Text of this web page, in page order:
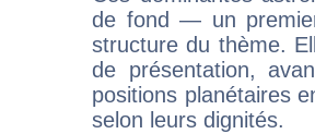
de fond — un
structure du thème.
de présentation,
positions planétaires
selon leurs dignités.